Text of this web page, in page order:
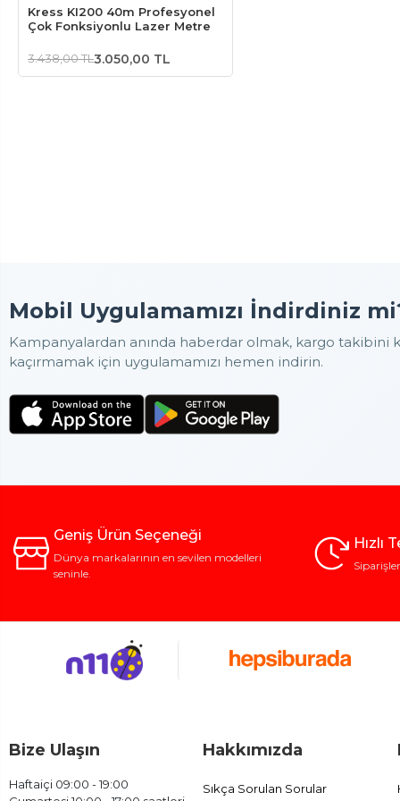
Kress KI200 40m Profesyonel
Çok Fonksiyonlu Lazer Metre
3.438,00 TL3.050,00 TL
Mobil Uygulamamızı İndirdiniz
Kampanyalardan anında haberdar olmak, kargo takibini
kaçırmamak için uygulamamızı hemen indirin.
Geniş Ürün Seçeneği
Dünya markalarının en sevilen modelleri
seninle.
Hızlı
Bize Ulaşın
Haftaiçi 09:00 - 19:00
Hakkımızda
Sıkça Sorulan Sorular